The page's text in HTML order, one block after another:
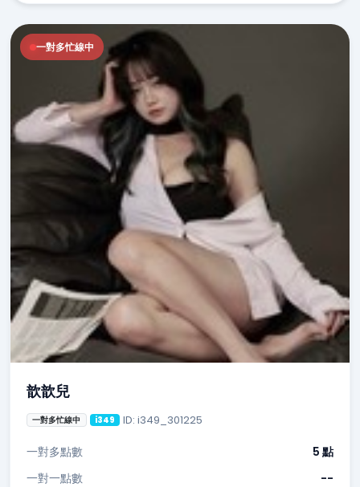
一對多忙線中
歆歆兒
一對多忙線中 i349 ID: i349_301225
一對多點數
5 點
一對一點數
--